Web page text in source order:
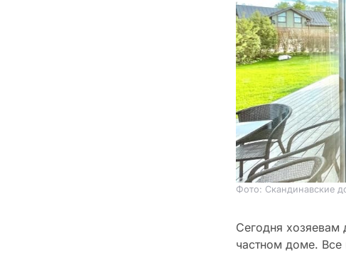
Фото: Скандинавские
Сегодня хозяевам
частном доме. Все